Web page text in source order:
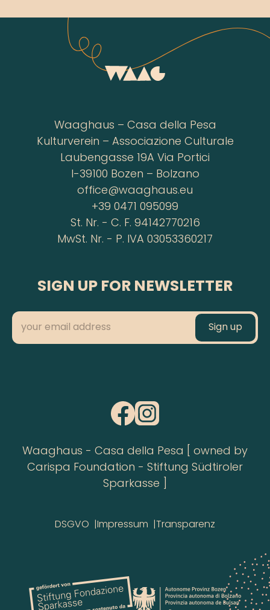
Waaghaus – Casa della Pesa
Kulturverein – Associazione Culturale
Laubengasse 19A Via Portici
I-39100 Bozen – Bolzano
office@waaghaus.eu
+39 0471 095099
St. Nr. - C. F. 94142770216
MwSt. Nr. - P. IVA 03053360217
SIGN UP FOR NEWSLETTER
Waaghaus - Casa della Pesa [ owned by
Carispa Foundation - Stiftung Südtiroler
Sparkasse ]
DSGVO Impressum Transparenz